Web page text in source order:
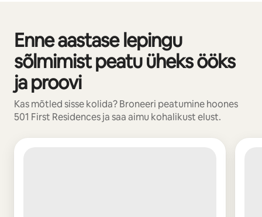
Enne aastase lepingu
sõlmimist peatu üheks ööks
ja proovi
Kas mõtled sisse kolida? Broneeri peatumine hoones
501 First Residences ja saa aimu kohalikust elust.
Kuvatud 0/0